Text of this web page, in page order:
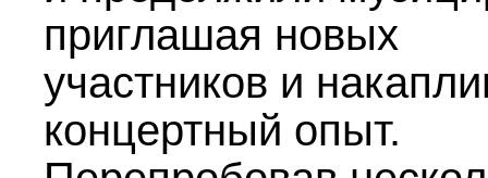
приглашая новых
участников и
концертный опыт.